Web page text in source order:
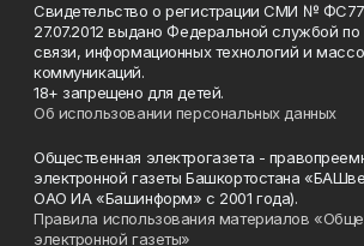
Свидетельство о регистрации СМИ №
27.07.2012 выдано Федеральной службой
связи, информационных технологий и
коммуникаций.
18+ запрещено для детей.
Об использовании персональных данных
Общественная электрогазета -
электронной газеты Башкортостана
ОАО ИА «Башинформ» с 2001 года).
Правила использования материалов
электронной газеты»